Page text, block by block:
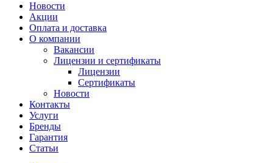
Новости
Акции
Оплата и доставка
О компании
Вакансии
Лицензии и сертификаты
Лицензии
Сертификаты
Новости
Контакты
Услуги
Бренды
Гарантия
Статьи